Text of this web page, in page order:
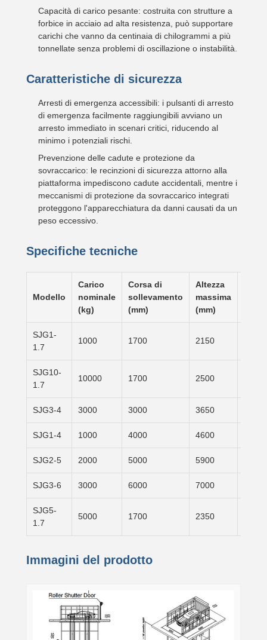
Capacità di carico pesante: costruita con strutture a
forbice in acciaio ad alta resistenza, può supportare
carichi che vanno da centinaia di chilogrammi a più
tonnellate senza problemi di oscillazione o instabilità.
Caratteristiche di sicurezza
Arresti di emergenza accessibili: i pulsanti di arresto
di emergenza facilmente raggiungibili avviano un
arresto immediato in scenari critici, riducendo al
minimo i potenziali rischi.
Prevenzione delle cadute e protezione da
sovraccarico: le recinzioni di sicurezza attorno alla
piattaforma impediscono cadute accidentali, mentre i
meccanismi di protezione da sovraccarico integrati
proteggono l'apparecchiatura da danni causati da un
peso eccessivo.
Specifiche tecniche
Modello
Carico
nominale
(kg)
Corsa di
sollevamento
(mm)
Altezza
massima
(mm)
SJG1-
1.7
1000 1700 2150
SJG10-
1.7
10000 1700 2500
SJG3-4 3000 3000 3650
SJG1-4 1000 4000 4600
SJG2-5 2000 5000 5900
SJG3-6 3000 6000 7000
SJG5-
1.7
5000 1700 2350
Immagini del prodotto